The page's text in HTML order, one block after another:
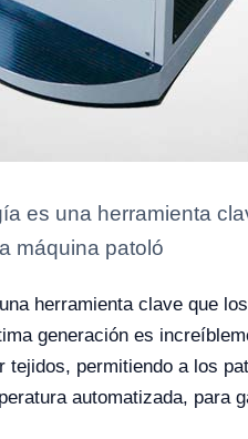
es una herramienta
máquina patoló
herramienta clave que
generación es
tejidos, permitiendo a los
automatizada, para